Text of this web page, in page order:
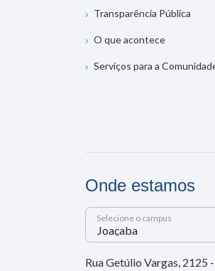
Transparência Pública
O que acontece
Serviços para a
Onde estamos
Selecione o campus
Rua Getúlio Vargas, 2125